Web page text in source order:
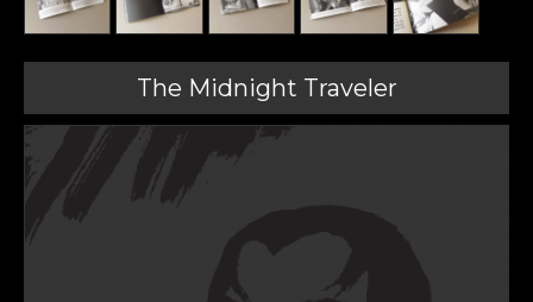
The Midnight Traveler